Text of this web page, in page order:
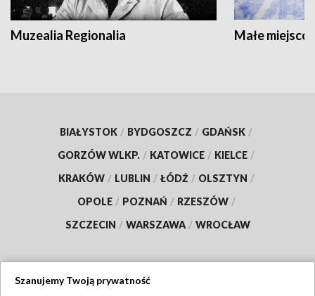
Muzealia Regionalia Małe
BIAŁYSTOK / BYDGOSZCZ / GDAŃSK /
GORZÓW WLKP. / KATOWICE / KIELCE /
KRAKÓW / LUBLIN / ŁÓDŹ / OLSZTYN /
OPOLE / POZNAŃ / RZESZÓW /
SZCZECIN / WARSZAWA / WROCŁAW
Szanujemy Twoją prywatność